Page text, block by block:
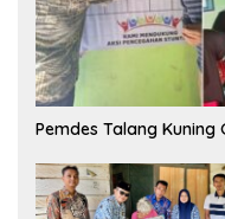
Pemdes Talang Kuning